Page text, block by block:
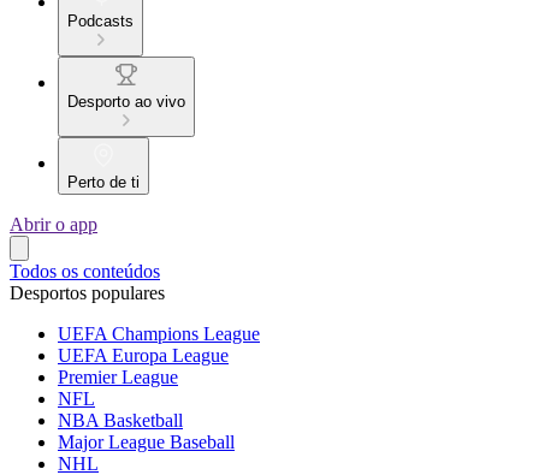
Podcasts
Desporto ao vivo
Perto de ti
Abrir o app
Todos os conteúdos
Desportos populares
UEFA Champions League
UEFA Europa League
Premier League
NFL
NBA Basketball
Major League Baseball
NHL